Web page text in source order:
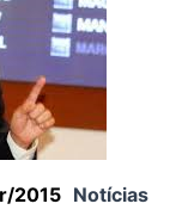
2015 Notícias